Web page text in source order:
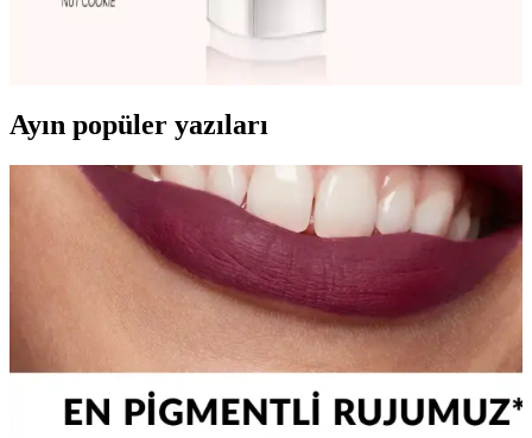
Flormar Prime'N Lips Nut Cookie ve Saten Dokulu Stick Ruj'un
özellikleri, kullanıcı yorumları ve karşılaştırmasıyla, doğru dudak
makyajı seçimi yapmanıza yardımcı oluyor.
Ayın popüler yazıları